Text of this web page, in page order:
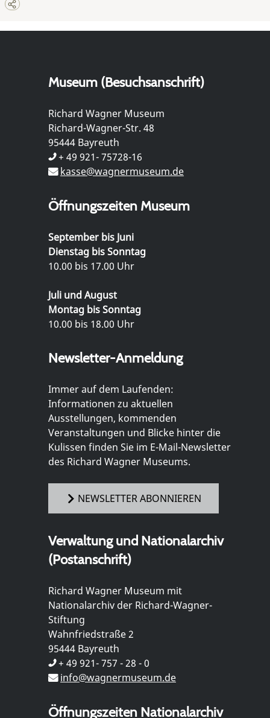
Museum (Besuchsanschrift)
Richard Wagner Museum
Richard-Wagner-Str. 48
95444 Bayreuth
+ 49 921- 75728-16
kasse@wagnermuseum.de
Öffnungszeiten Museum
September bis Juni
Dienstag bis Sonntag
10.00 bis 17.00 Uhr
Juli und August
Montag bis Sonntag
10.00 bis 18.00 Uhr
Newsletter-Anmeldung
Immer auf dem Laufenden:
Informationen zu aktuellen
Ausstellungen, kommenden
Veranstaltungen und Blicke hinter die
Kulissen finden Sie im E-Mail-Newsletter
des Richard Wagner Museums.
NEWSLETTER ABONNIEREN
Verwaltung und Nationalarchiv
(Postanschrift)
Richard Wagner Museum mit
Nationalarchiv der Richard-Wagner-
Stiftung
Wahnfriedstraße 2
95444 Bayreuth
+ 49 921- 757 - 28 - 0
info@wagnermuseum.de
Öffnungszeiten Nationalarchiv